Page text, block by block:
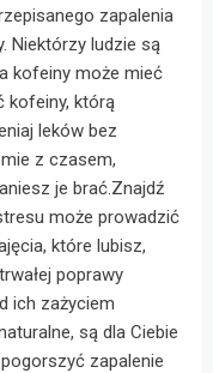
zapalenia
Niektórzy ludzie są
kofeiny może mieć
kofeiny, którą
leków bez
z czasem,
je brać.Znajdź
może prowadzić
które lubisz,
poprawy
ich zażyciem
są dla Ciebie
zapalenie